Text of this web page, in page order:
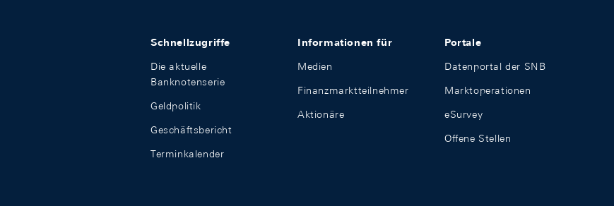
Schnellzugriffe
Die aktuelle
Banknotenserie
Geldpolitik
Geschäftsbericht
Terminkalender
Informationen für
Medien
Finanzmarktteilnehmer
Aktionäre
Portale
Datenportal der SNB
Marktoperationen
eSurvey
Offene Stellen